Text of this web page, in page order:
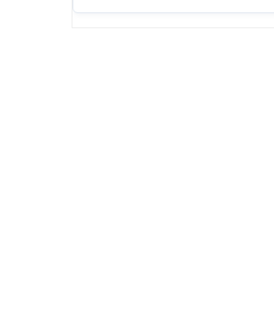
Kazan- bubanj